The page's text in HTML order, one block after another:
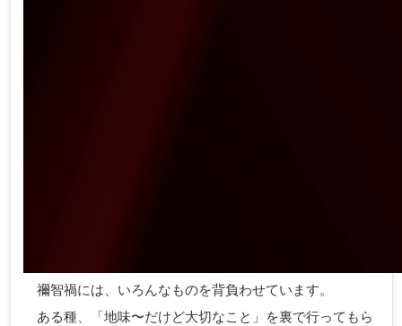
禰智禍には、いろんなものを背負わせています。
ある種、「地味〜だけど大切なこと」を裏で行ってもら